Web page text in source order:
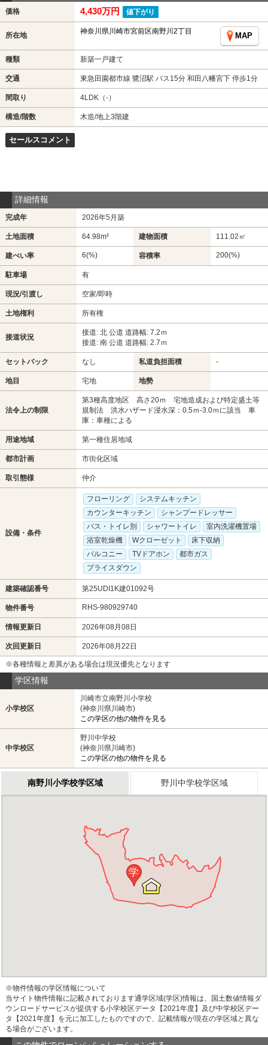
価格 4,430万円 値下がり
所在地 神奈川県川崎市宮前区南野川2丁目
MAP
種類 新築一戸建て
交通 東急田園都市線 鷺沼駅 バス15分 和田八幡宮下 停歩1分
間取り 4LDK（-）
構造/階数 木造/地上3階建
セールスコメント
詳細情報
完成年 2026年5月築
土地面積 64.98m² 建物面積 111.02㎡
建ぺい率 6(%) 容積率 200(%)
駐車場 有
現況/引渡し 空家/即時
土地権利 所有権
接道状況
接道: 北 公道 道路幅: 7.2ｍ
接道: 南 公道 道路幅: 2.7ｍ
セットバック なし 私道負担面積 -
地目 宅地 地勢
法令上の制限
第3種高度地区 高さ20ｍ 宅地造成および特定盛土等
規制法 洪水ハザード浸水深：0.5ｍ-3.0ｍに該当 車
庫：車種による
用途地域 第一種住居地域
都市計画 市街化区域
取引態様 仲介
設備・条件
フローリング
システムキッチン
カウンターキッチン
シャンプードレッサー
バス・トイレ別
シャワートイレ
室内洗濯機置場
浴室乾燥機
Wクローゼット
床下収納
バルコニー
TVドアホン
都市ガス
プライスダウン
建築確認番号 第25UDI1K建01092号
物件番号 RHS-980929740
情報更新日 2026年08月08日
次回更新日 2026年08月22日
※各種情報と差異がある場合は現況優先となります
学区情報
小学校区
川崎市立南野川小学校
(神奈川県川崎市)
この学区の他の物件を見る
中学校区
野川中学校
(神奈川県川崎市)
この学区の他の物件を見る
南野川小学校学区域 野川中学校学区域
学
※物件情報の学区情報について
当サイト物件情報に記載されております通学区域(学区)情報は、国土数値情報ダ
ウンロードサービスが提供する小学校区データ【2021年度】及び中学校区デー
タ【2021年度】を元に加工したものですので、記載情報が現在の学区域と異な
る場合がございます。